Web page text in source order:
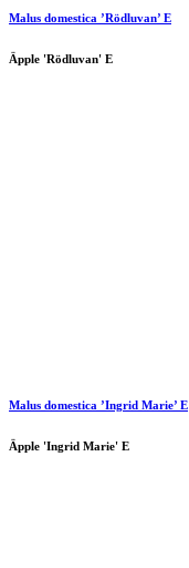
Malus domestica ’Rödluvan’ E
Äpple 'Rödluvan' E
Malus domestica ’Ingrid Marie’ E
Äpple 'Ingrid Marie' E